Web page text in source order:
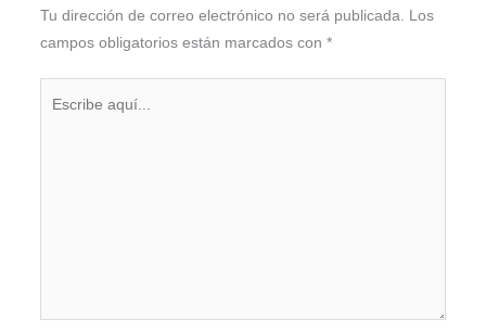
Tu dirección de correo electrónico no será publicada.
Los
campos obligatorios están marcados con *